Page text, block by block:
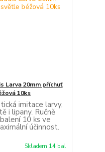
Larva 20mm příchuť
10ks
imitace larvy,
i lipany. Ručně
10 ks ve
účinnost.
Skladem 14 bal